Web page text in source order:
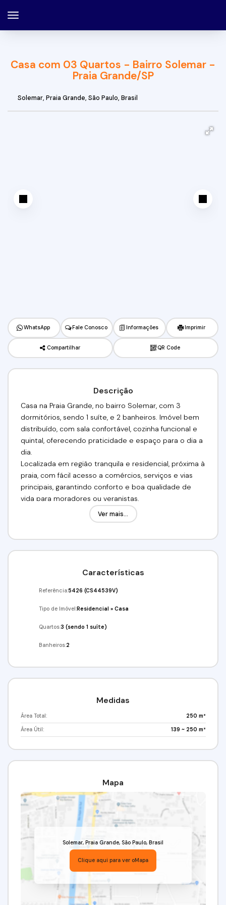
Casa com 03 Quartos - Bairro Solemar -
Praia Grande/SP
Solemar, Praia Grande, São Paulo, Brasil
WhatsApp Fale Conosco Informações Imprimir
Compartilhar QR Code
Descrição
Casa na Praia Grande, no bairro Solemar, com 3
dormitórios, sendo 1 suíte, e 2 banheiros. Imóvel bem
distribuído, com sala confortável, cozinha funcional e
quintal, oferecendo praticidade e espaço para o dia a
dia.
Localizada em região tranquila e residencial, próxima à
praia, com fácil acesso a comércios, serviços e vias
principais, garantindo conforto e boa qualidade de
vida para moradores ou veranistas.
Imobiliária Alfa Negócios.
Ver mais...
Características
Referência:5426 (CS44539V)
Tipo de Imóvel:Residencial »Casa
Quartos:3 (sendo 1 suíte)
Banheiros:2
Medidas
Área Total: 250 m²
Área Útil: 139 ~ 250 m²
Mapa
Solemar, Praia Grande, São Paulo, Brasil
Clique aqui para ver oMapa